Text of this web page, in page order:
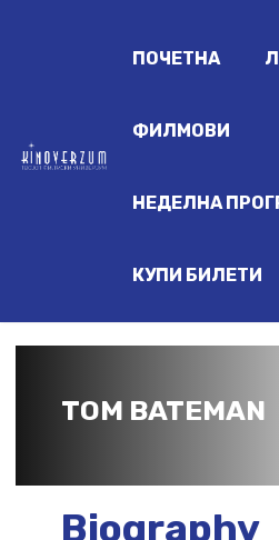
ПОЧЕТНА
ФИЛМОВИ
НЕДЕЛНА
КУПИ БИЛЕТИ
TOM BATEMAN
Biography